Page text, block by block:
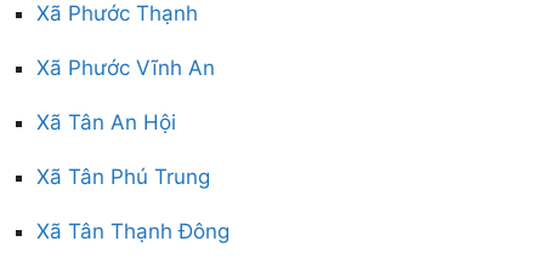
Xã Phước Thạnh
Xã Phước Vĩnh An
Xã Tân An Hội
Xã Tân Phú Trung
Xã Tân Thạnh Đông